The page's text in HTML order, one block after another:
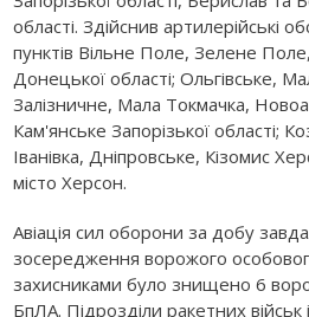
області. Здійснив артилерійські
пунктів Вільне Поле, Зелене
Донецької області; Ольгівське,
Залізничне, Мала Токмачка,
Кам'янське Запорізької області;
Іванівка, Дніпровське, Кізомис
місто Херсон.
Авіація сил оборони за добу
зосередження ворожого
захисниками було знищено 6
БпЛА. Підрозділи ракетних військ